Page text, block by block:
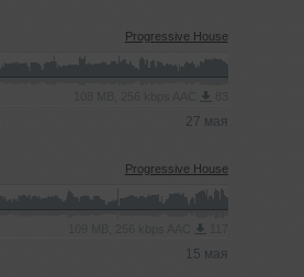
Progressive House
27 мая
Progressive House
15 мая